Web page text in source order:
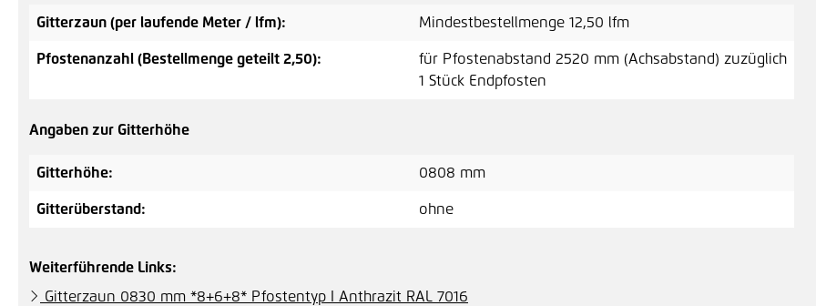
Gitterzaun (per laufende Meter / lfm): Mindestbestellmenge 12,50 lfm
Pfostenanzahl (Bestellmenge geteilt 2,50):
für Pfostenabstand 2520 mm (Achsabstand) zuzüglich
1 Stück Endpfosten
Angaben zur Gitterhöhe
Gitterhöhe: 0808 mm
Gitterüberstand: ohne
Weiterführende Links:
Gitterzaun 0830 mm *8+6+8* Pfostentyp I Anthrazit RAL 7016